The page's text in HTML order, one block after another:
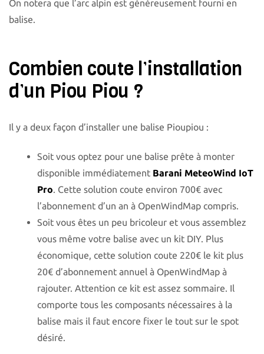
On notera que l’arc alpin est généreusement fourni en
balise.
Combien coute l’installation
d’un Piou Piou ?
Il y a deux façon d’installer une balise Pioupiou :
Soit vous optez pour une balise prête à monter
disponible immédiatement Barani MeteoWind IoT
Pro. Cette solution coute environ 700€ avec
l’abonnement d’un an à OpenWindMap compris.
Soit vous êtes un peu bricoleur et vous assemblez
vous même votre balise avec un kit DIY. Plus
économique, cette solution coute 220€ le kit plus
20€ d’abonnement annuel à OpenWindMap à
rajouter. Attention ce kit est assez sommaire. Il
comporte tous les composants nécessaires à la
balise mais il faut encore fixer le tout sur le spot
désiré.